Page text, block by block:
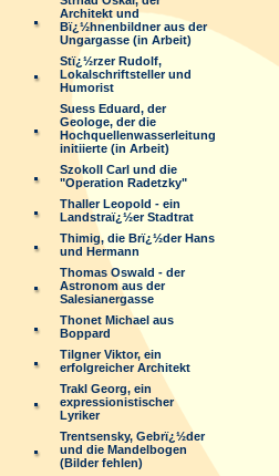
Architekt und
Bï¿½hnenbildner aus der
Ungargasse (in Arbeit)
Stï¿½rzer Rudolf,
Lokalschriftsteller und
Humorist
Suess Eduard, der
Geologe, der die
Hochquellenwasserleitung
initiierte (in Arbeit)
Szokoll Carl und die
"Operation Radetzky"
Thaller Leopold - ein
Landstraï¿½er Stadtrat
Thimig, die Brï¿½der Hans
und Hermann
Thomas Oswald - der
Astronom aus der
Salesianergasse
Thonet Michael aus
Boppard
Tilgner Viktor, ein
erfolgreicher Architekt
Trakl Georg, ein
expressionistischer
Lyriker
Trentsensky, Gebrï¿½der
und die Mandelbogen
(Bilder fehlen)